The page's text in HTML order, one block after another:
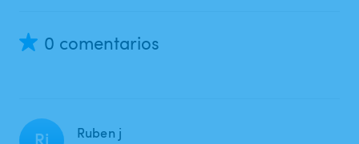
0 comentarios
Rj Ruben j